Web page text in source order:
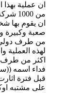
ان عملية بهذا
من
ان يقوم بها
صعبة وكبيرة
من طرف دولي
لهذه العملية
اكثر من طرف
فداء اسمه
قبل فترة